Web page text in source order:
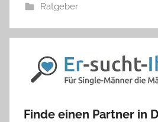
Ratgeber
Finde einen Partner in